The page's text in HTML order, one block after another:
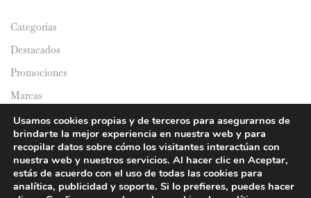
Categorías
Destacados
Promociones
Marcas
Catálogos
Domicilios
Usamos cookies propias y de terceros para asegurarnos de
brindarte la mejor experiencia en nuestra web y para
recopilar datos sobre cómo los visitantes interactúan con
nuestra web y nuestros servicios. Al hacer clic en Aceptar,
estás de acuerdo con el uso de todas las cookies para
analítica, publicidad y soporte. Si lo prefieres, puedes hacer